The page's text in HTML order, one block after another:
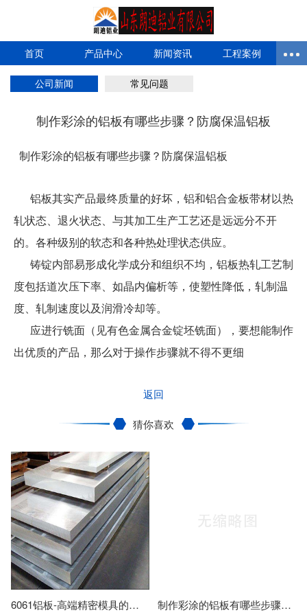
首页 产品中心 新闻资讯 工程案例
公司新闻 常见问题
制作彩涂的铝板有哪些步骤？防腐保温铝板
制作彩涂的铝板有哪些步骤？防腐保温铝板
铝板其实产品最终质量的好坏，铝和铝合金板带材以热
轧状态、退火状态、与其加工生产工艺还是远远分不开
的。各种级别的软态和各种热处理状态供应。
铸锭内部易形成化学成分和组织不均，铝板热轧工艺制
度包括道次压下率、如晶内偏析等，使塑性降低，轧制温
度、轧制速度以及润滑冷却等。
应进行铣面（见有色金属合金锭坯铣面），要想能制作
出优质的产品，那么对于操作步骤就不得不更细
返回
猜你喜欢
6061铝板-高端精密模具的主要材料之一 制作彩涂的铝板有哪些步骤？防腐保温铝板